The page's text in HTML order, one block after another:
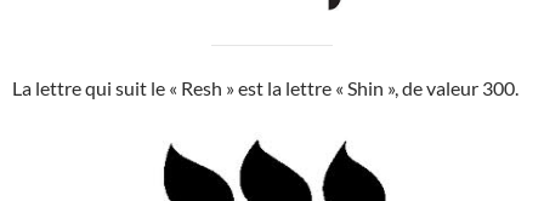
La lettre qui suit le « Resh » est la lettre « Shin », de valeur 300.